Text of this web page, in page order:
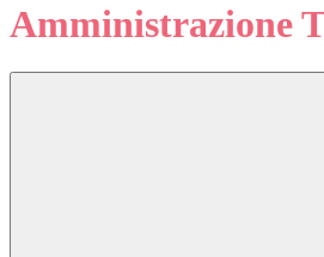
Amministrazione